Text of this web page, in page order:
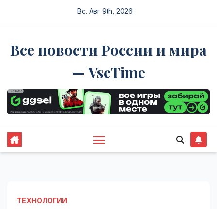
Вс. Авг 9th, 2026
Все новости России и мира
— VseTime
ТЕХНОЛОГИИ